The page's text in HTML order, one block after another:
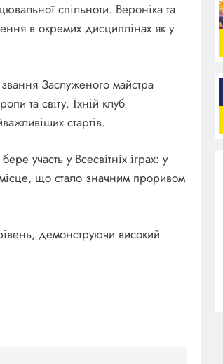
спільноти. Вероніка та
в окремих дисциплінах як у
Заслуженого майстра
та світу. Їхній клуб
стартів.
участь у Всесвітніх іграх: у
що стало значним проривом
демонструючи високий